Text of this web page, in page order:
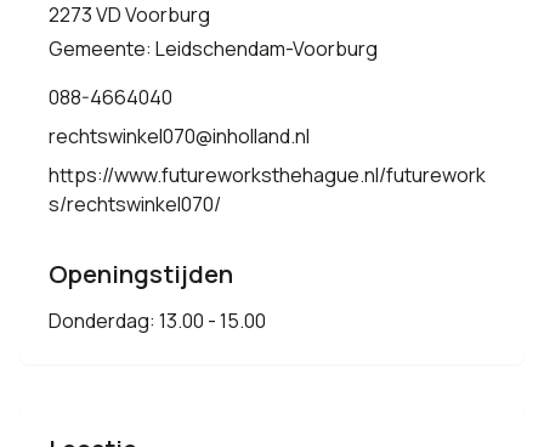
2273 VD Voorburg
Gemeente: Leidschendam-Voorburg
088-4664040
rechtswinkel070@inholland.nl
https://www.futureworksthehague.nl/futurework
s/rechtswinkel070/
Openingstijden
Donderdag: 13.00 - 15.00